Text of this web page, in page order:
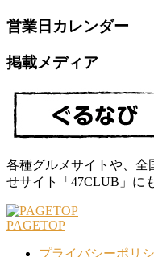
営業日カレンダー
掲載メディア
各種グルメサイトや、全
せサイト「47CLUB」に
PAGETOP
プライバシーポリ